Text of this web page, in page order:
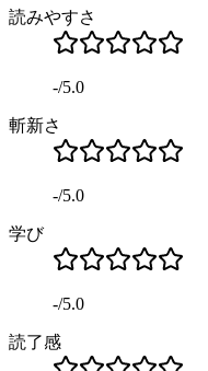
読みやすさ
-/5.0
斬新さ
-/5.0
学び
-/5.0
読了感